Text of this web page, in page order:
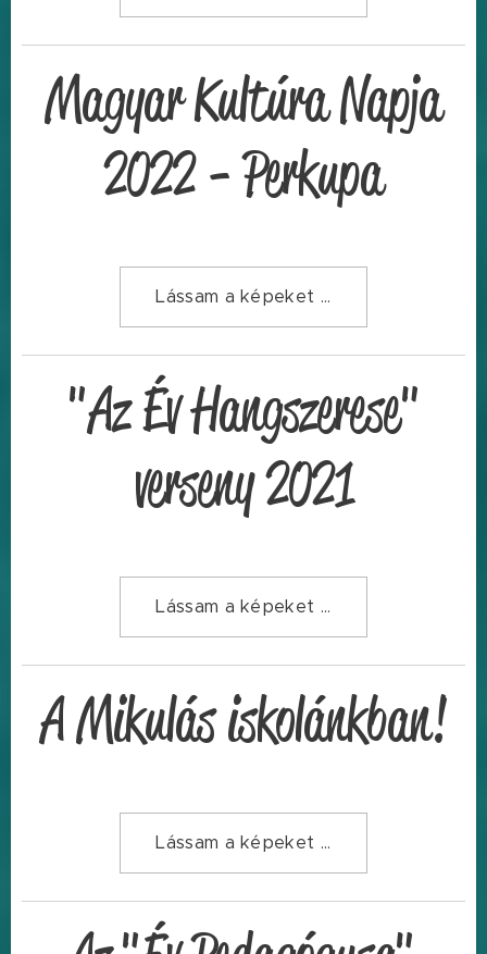
Magyar Kultúra Napja
2022 - Perkupa
Lássam a képeket ...
"Az Év Hangszerese"
verseny 2021
Lássam a képeket ...
A Mikulás iskolánkban!
Lássam a képeket ...